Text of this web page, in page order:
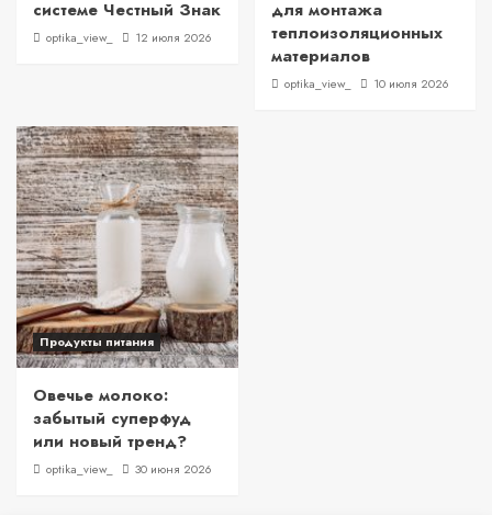
системе Честный Знак
optika_view_ 12 июля 2026
для монтажа
теплоизоляционных
материалов
optika_view_ 10 июля 2026
Продукты питания
Овечье молоко:
забытый суперфуд
или новый тренд?
optika_view_ 30 июня 2026